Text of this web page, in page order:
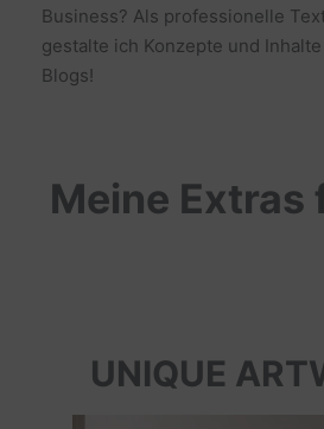
Business? Als professionelle
gestalte ich Konzepte und
Blogs!
Meine Extras
UNIQUE